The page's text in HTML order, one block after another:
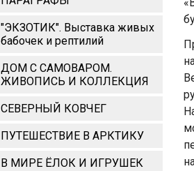
"ЭКЗОТИК". Выставка живых
бабочек и рептилий
ДОМ С САМОВАРОМ.
ЖИВОПИСЬ И КОЛЛЕКЦИЯ
СЕВЕРНЫЙ КОВЧЕГ
ПУТЕШЕСТВИЕ В АРКТИКУ
В МИРЕ ЁЛОК И ИГРУШЕК